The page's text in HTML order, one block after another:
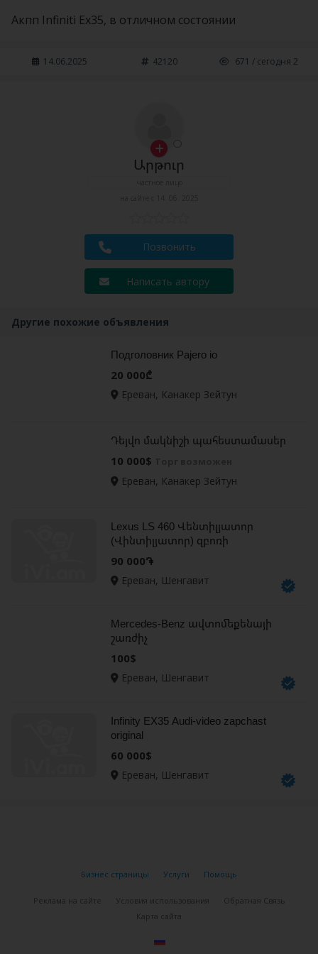
Акпп Infiniti Ex35, в отличном состоянии
14.06.2025 42120 671 / сегодня 2
Արթուր
Позвонить
Написать автору
Другие похожие объявления
Подголовник Pajero io
20 000₾
Ереван, Канакер Зейтун
Դեյվո մակնիշի պահեստամասեր
10 000$
Ереван, Канакер Зейтун
Lexus LS 460 Վենտիլյատոր
(Վինտիլյատոր) զբոռի
90 000֏
Ереван, Шенгавит
Mercedes-Benz ավտոմեքենայի
շառժիչ
100$
Ереван, Шенгавит
Infinity EX35 Audi-video zapchast
original
60 000$
Ереван, Шенгавит
Бизнес страницы Услуги Помощь
Реклама на сайте Условия использования
Обратная Связь
Карта сайта